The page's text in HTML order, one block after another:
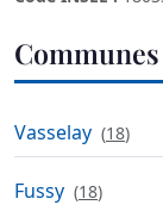
Vasselay (18)
Fussy (18)